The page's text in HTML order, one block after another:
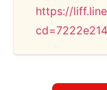
https://